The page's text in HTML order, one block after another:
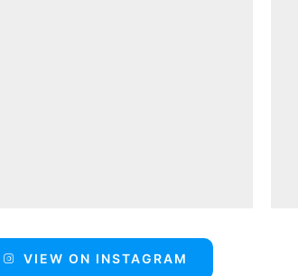
VIEW ON INSTAGRAM